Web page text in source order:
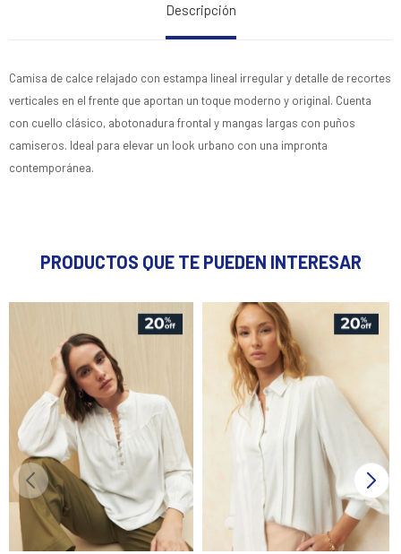
Descripción
Camisa de calce relajado con estampa lineal irregular y detalle de recortes
verticales en el frente que aportan un toque moderno y original. Cuenta
con cuello clásico, abotonadura frontal y mangas largas con puños
camiseros. Ideal para elevar un look urbano con una impronta
contemporánea.
PRODUCTOS QUE TE PUEDEN INTERESAR